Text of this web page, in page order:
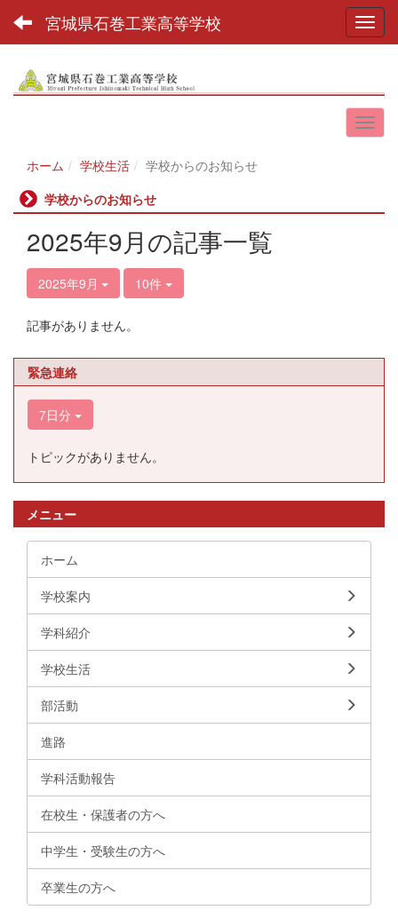
宮城県石巻工業高等学校
ホーム 学校生活
学校からのお知らせ
学校からのお知らせ
2025年9月の記事一覧
2025年9月 10件
記事がありません。
緊急連絡
7日分
トピックがありません。
メニュー
ホーム
学校案内
学科紹介
学校生活
部活動
進路
学科活動報告
在校生・保護者の方へ
中学生・受験生の方へ
卒業生の方へ